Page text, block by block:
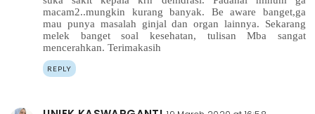
macam2..mungkin kurang banyak. Be aware banget,ga
mau punya masalah ginjal dan organ lainnya. Sekarang
melek banget soal kesehatan, tulisan Mba sangat
mencerahkan. Terimakasih
REPLY